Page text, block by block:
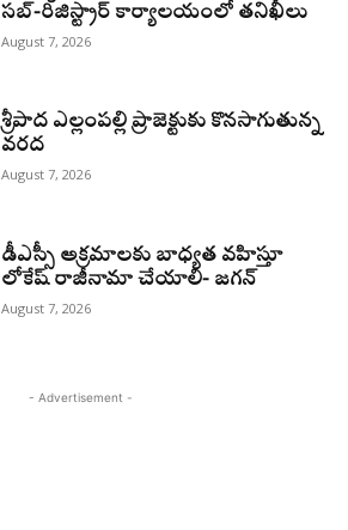
సబ్-రిజిస్ట్రార్ కార్యాలయంలో తనిఖీలు
August 7, 2026
శ్రీపాద ఎల్లంపల్లి ప్రాజెక్టుకు కొనసాగుతున్న
వరద
August 7, 2026
డీఎస్సీ అక్రమాలకు బాధ్యత వహిస్తూ
లోకేష్‌ రాజీనామా చేయాలి- జగన్
August 7, 2026
- Advertisement -